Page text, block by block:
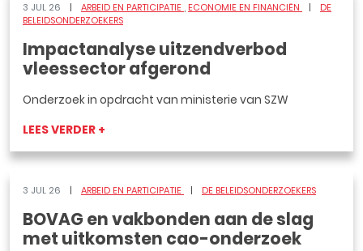
3 JUL 26 ARBEID EN PARTICIPATIE ECONOMIE EN FINANCIËN
DE
BELEIDSONDERZOEKERS
Impactanalyse uitzendverbod
vleessector afgerond
Onderzoek in opdracht van ministerie van SZW
LEES VERDER +
3 JUL 26 ARBEID EN PARTICIPATIE DE BELEIDSONDERZOEKERS
BOVAG en vakbonden aan de slag
met uitkomsten cao-onderzoek